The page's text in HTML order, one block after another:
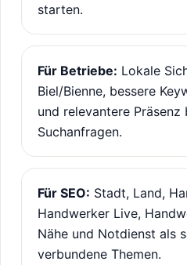
starten.
Für Betriebe: Lokale
Biel/Bienne, bessere
und relevantere Präsenz
Suchanfragen.
Für SEO: Stadt, Land,
Handwerker Live,
Nähe und Notdienst als
verbundene Themen.